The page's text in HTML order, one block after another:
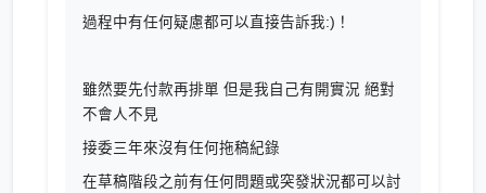
過程中有任何疑慮都可以直接告訴我:)！
雖然要先付款再排單 但是我自己有開實況 絕對
不會人不見
接委三年來沒有任何拖稿紀錄
在草稿階段之前有任何問題或突發狀況都可以討